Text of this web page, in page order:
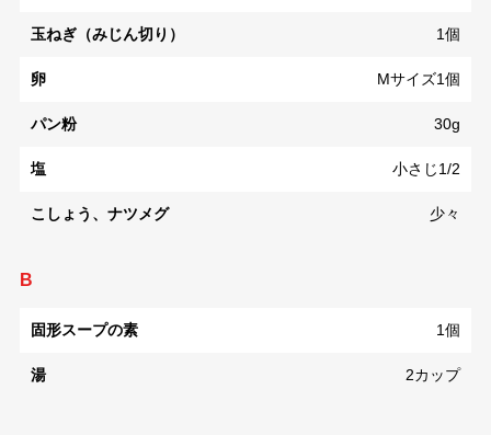
玉ねぎ（みじん切り） 1個
卵 Mサイズ1個
パン粉 30g
塩 小さじ1/2
こしょう、ナツメグ 少々
B
固形スープの素 1個
湯 2カップ